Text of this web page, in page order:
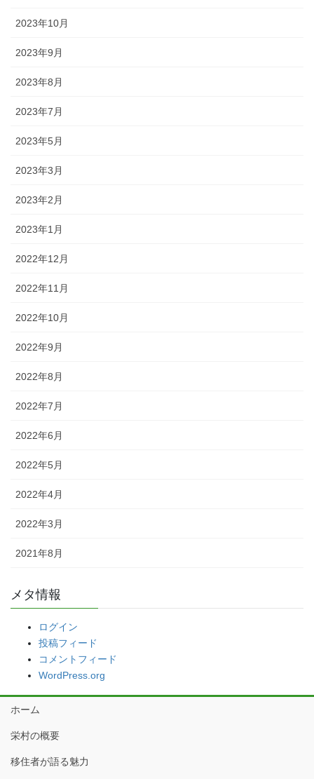
2023年10月
2023年9月
2023年8月
2023年7月
2023年5月
2023年3月
2023年2月
2023年1月
2022年12月
2022年11月
2022年10月
2022年9月
2022年8月
2022年7月
2022年6月
2022年5月
2022年4月
2022年3月
2021年8月
メタ情報
ログイン
投稿フィード
コメントフィード
WordPress.org
ホーム
栄村の概要
移住者が語る魅力